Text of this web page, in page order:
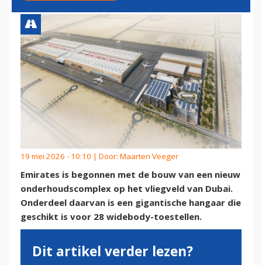
19 mei 2026 - 10:10 | Door: Maarten Veeger
Emirates is begonnen met de bouw van een nieuw
onderhoudscomplex op het vliegveld van Dubai.
Onderdeel daarvan is een gigantische hangaar die
geschikt is voor 28 widebody-toestellen.
Dit artikel verder lezen?